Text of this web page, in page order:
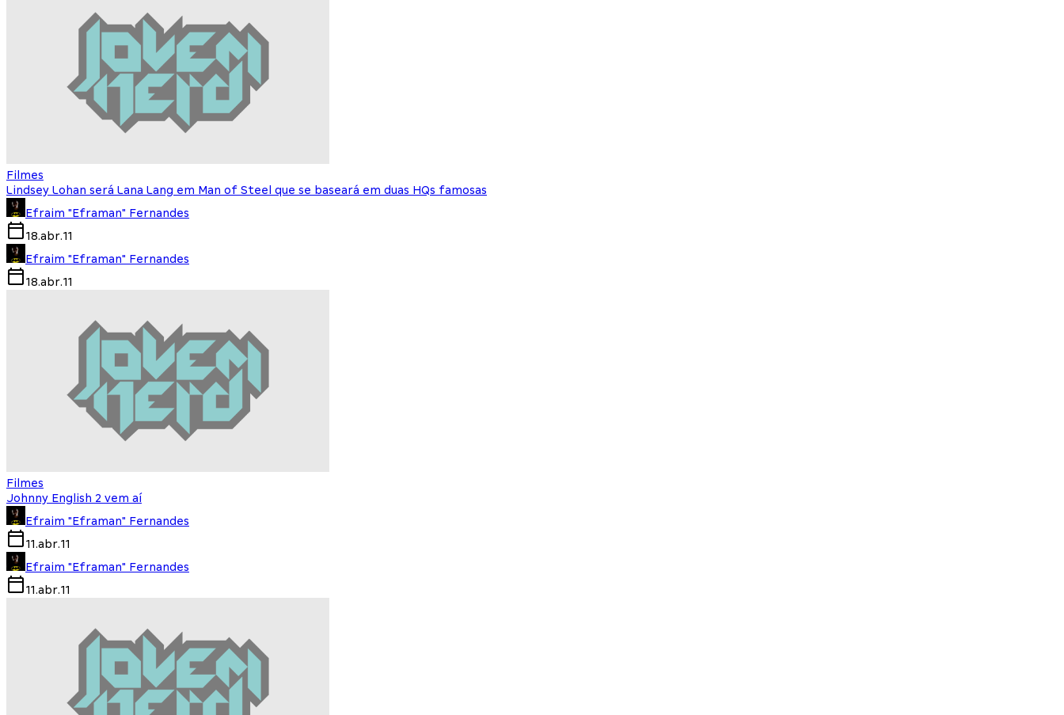
Filmes
Lindsey Lohan será Lana Lang em Man of Steel que se baseará em duas HQs famosas
Efraim "Eframan" Fernandes
18.abr.11
Efraim "Eframan" Fernandes
18.abr.11
Filmes
Johnny English 2 vem aí
Efraim "Eframan" Fernandes
11.abr.11
Efraim "Eframan" Fernandes
11.abr.11